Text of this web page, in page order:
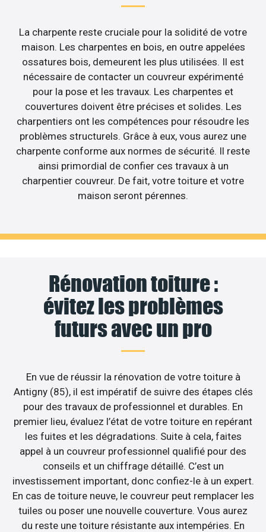
La charpente reste cruciale pour la solidité de votre
maison. Les charpentes en bois, en outre appelées
ossatures bois, demeurent les plus utilisées. Il est
nécessaire de contacter un couvreur expérimenté
pour la pose et les travaux. Les charpentes et
couvertures doivent être précises et solides. Les
charpentiers ont les compétences pour résoudre les
problèmes structurels. Grâce à eux, vous aurez une
charpente conforme aux normes de sécurité. Il reste
ainsi primordial de confier ces travaux à un
charpentier couvreur. De fait, votre toiture et votre
maison seront pérennes.
Rénovation toiture :
évitez les problèmes
futurs avec un pro
En vue de réussir la rénovation de votre toiture à
Antigny (85), il est impératif de suivre des étapes clés
pour des travaux de professionnel et durables. En
premier lieu, évaluez l’état de votre toiture en repérant
les fuites et les dégradations. Suite à cela, faites
appel à un couvreur professionnel qualifié pour des
conseils et un chiffrage détaillé. C’est un
investissement important, donc confiez-le à un expert.
En cas de toiture neuve, le couvreur peut remplacer les
tuiles ou poser une nouvelle couverture. Vous aurez
du reste une toiture résistante aux intempéries. En